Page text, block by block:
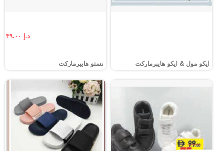
ايكو مول & ايكو هايبرماركت
د.إ ٣٩.٠٠
نستو هايبرماركت